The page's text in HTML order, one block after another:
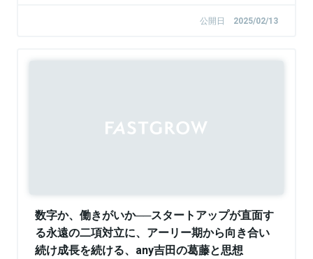
公開日 2025/02/13
数字か、働きがいか──スタートアップが直面す
る永遠の二項対立に、アーリー期から向き合い
続け成長を続ける、any吉田の葛藤と思想